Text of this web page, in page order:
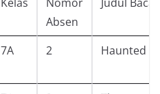
Absen
7A 2 Haunted